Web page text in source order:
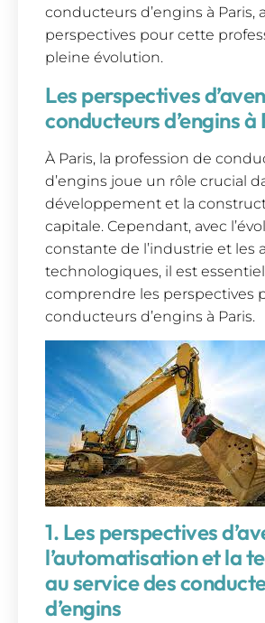
conducteurs d’engins à Paris,
perspectives pour cette
pleine évolution.
Les perspectives
conducteurs d’engins à
À Paris, la profession de
d’engins joue un rôle crucial
développement et la
capitale. Cependant, avec
constante de l’industrie et les
technologiques, il est
comprendre les perspectives
conducteurs d’engins à Paris.
1. Les perspectives
l’automatisation et la
au service des
d’engins